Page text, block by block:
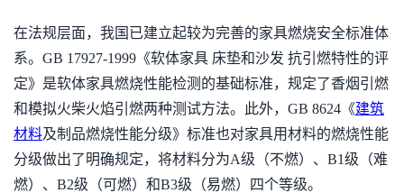
在法规层面，我国已建立起较为完善的家具燃烧安全标准体
系。GB 17927-1999《软体家具 床垫和沙发 抗引燃特性的评
定》是软体家具燃烧性能检测的基础标准，规定了香烟引燃
和模拟火柴火焰引燃两种测试方法。此外，GB 8624《建筑
材料及制品燃烧性能分级》标准也对家具用材料的燃烧性能
分级做出了明确规定，将材料分为A级（不燃）、B1级（难
燃）、B2级（可燃）和B3级（易燃）四个等级。